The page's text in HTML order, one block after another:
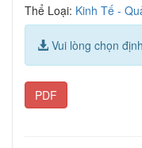
Thể Loại: Kinh Tế -
Vui lòng chọn
PDF